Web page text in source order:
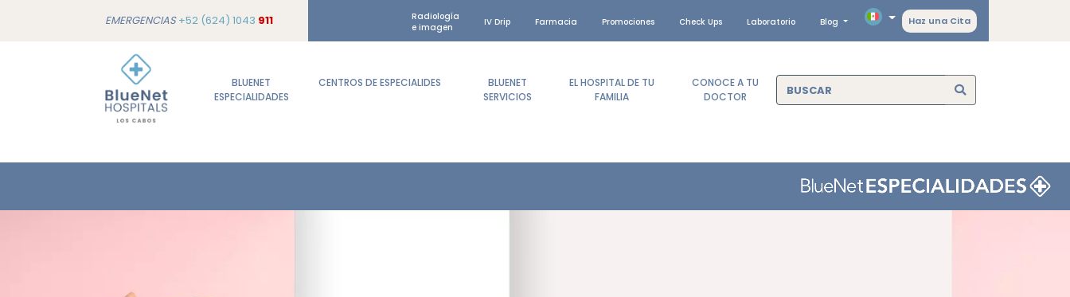
EMERGENCIAS+52 (624) 1043 911
Radiología
e imagen
IV Drip Farmacia Promociones Check Ups Laboratorio Blog Haz una Cita
BLUENET
ESPECIALIDADES
CENTROS DE ESPECIALIDES
BLUENET
SERVICIOS
EL HOSPITAL DE TU
FAMILIA
CONOCE A TU
DOCTOR